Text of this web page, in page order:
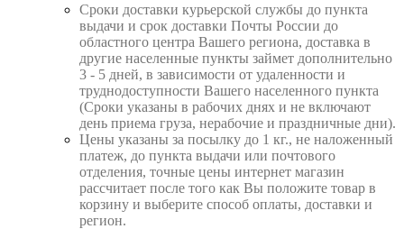
Cроки доставки курьерской службы до пункта
выдачи и срок доставки Почты России до
областного центра Вашего региона, доставка в
другие населенные пункты займет дополнительно
3 - 5 дней, в зависимости от удаленности и
труднодоступности Вашего населенного пункта
(Сроки указаны в рабочих днях и не включают
день приема груза, нерабочие и праздничные дни).
Цены указаны за посылку до 1 кг., не наложенный
платеж, до пункта выдачи или почтового
отделения, точные цены интернет магазин
рассчитает после того как Вы положите товар в
корзину и выберите способ оплаты, доставки и
регион.